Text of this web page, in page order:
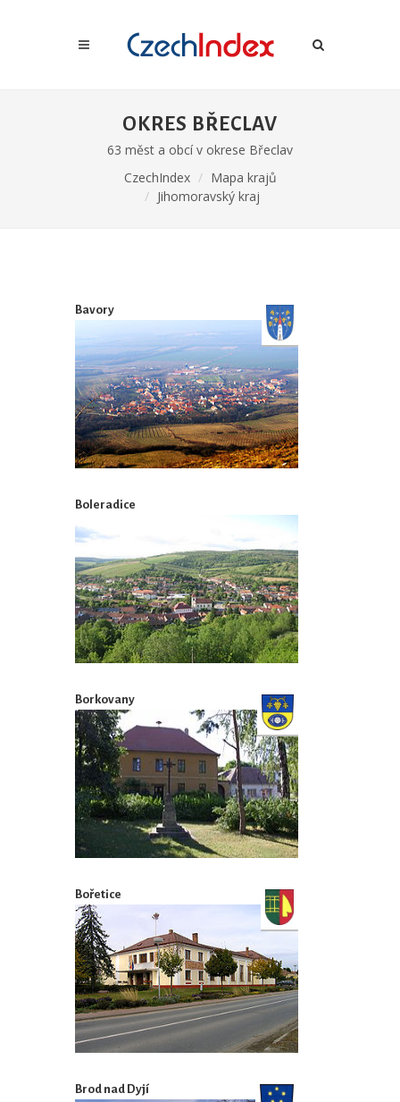
OKRES BŘECLAV
63 měst a obcí v okrese Břeclav
CzechIndex
Mapa krajů
Jihomoravský kraj
Bavory
Boleradice
Borkovany
Bořetice
Brod nad Dyjí